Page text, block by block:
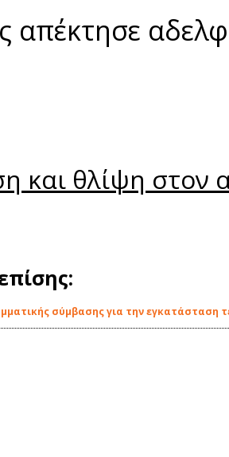
απέκτησε
και θλίψη
σύμβασης για την εγκατάσταση